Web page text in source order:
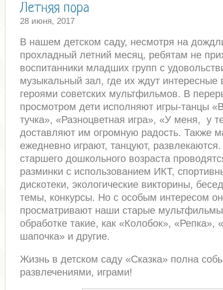
Летняя пора
28 июня, 2017
В нашем детском саду, несмотря на
прохладный летний месяц, ребятам не
воспитанники младших групп с
музыкальный зал, где их ждут интересные
героями советских мультфильмов. В
просмотром дети исполняют игры-танцы
тучка», «Разноцветная игра», «У меня, у
доставляют им огромную радость. Также
ежедневно играют, танцуют,
старшего дошкольного возраста
разминки с использованием ИКТ,
дискотеки, экологические викторины,
темы, конкурсы. Но с особым интересом
просматривают наши старые
обработке такие, как «Колобок», «Репка»,
шапочка» и другие.
Жизнь в детском саду «Сказка» полна
развлечениями, играми!